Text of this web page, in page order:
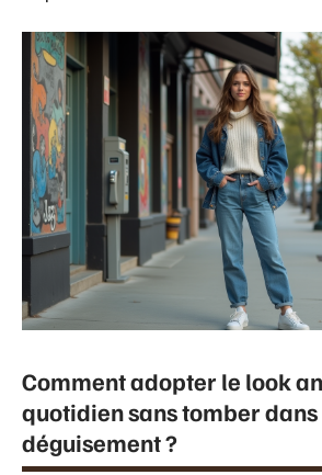
Comment adopter le look
quotidien sans tomber dans
déguisement ?